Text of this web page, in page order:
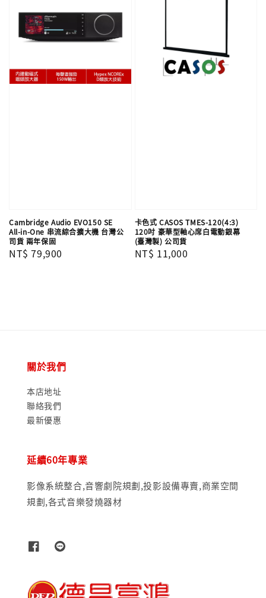
Cambridge Audio EVO150 SE
All-in-One 串流綜合擴大機 台灣公
司貨 兩年保固
Regular
NT$ 79,900
卡色式 CASOS TMES-120(4:3)
120吋 豪華型軸心席白電動銀幕
(臺灣製) 公司貨
Regular
NT$ 11,000
關於我們
本店地址
聯絡我們
最新優惠
延續60年專業
影像系統整合,音響劇院規劃,投影設備專賣,商業空間
規劃,各式音樂發燒器材